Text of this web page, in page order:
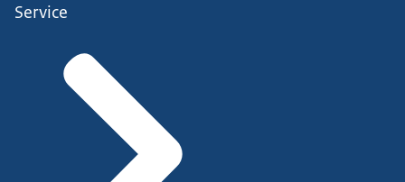
Service